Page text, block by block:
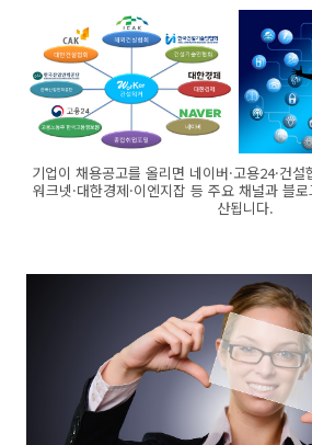
기업이 채용공고를 올리면 네이버·고용24·건설
워크넷·대한경제·이엔지잡 등 주요 채널과 블
산됩니다.